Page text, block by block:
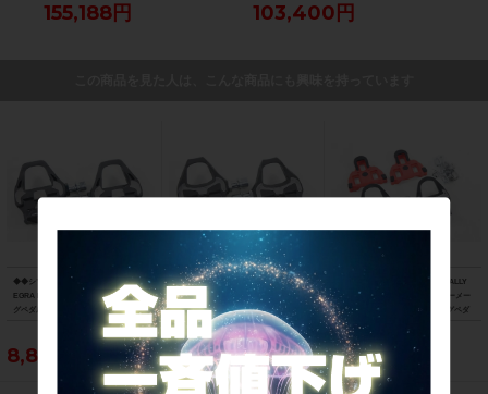
155,188円 103,400円
◆◆シマノ SHIMANO アルテグラ ULT
EGRA PD-R8000 SPD-SL ビンディン
グペダル（サイクルパラダイス大阪よ
8,800円
◆◆シマノ SHIMANO アルテグラ ULT
EGRA PD-6700-C SPD-SL カーボン ビ
ンディングペダル（サイクルパラダイ
ス大阪より配送）
7,700円
◆◆ガーミン GARMIN ラリー RALLY
RS200 デュアルセンシングパワーメー
ターペダル SPD-SL ビンディングペダ
ル（サイクルパラダイス大阪より配
送）
86,900円